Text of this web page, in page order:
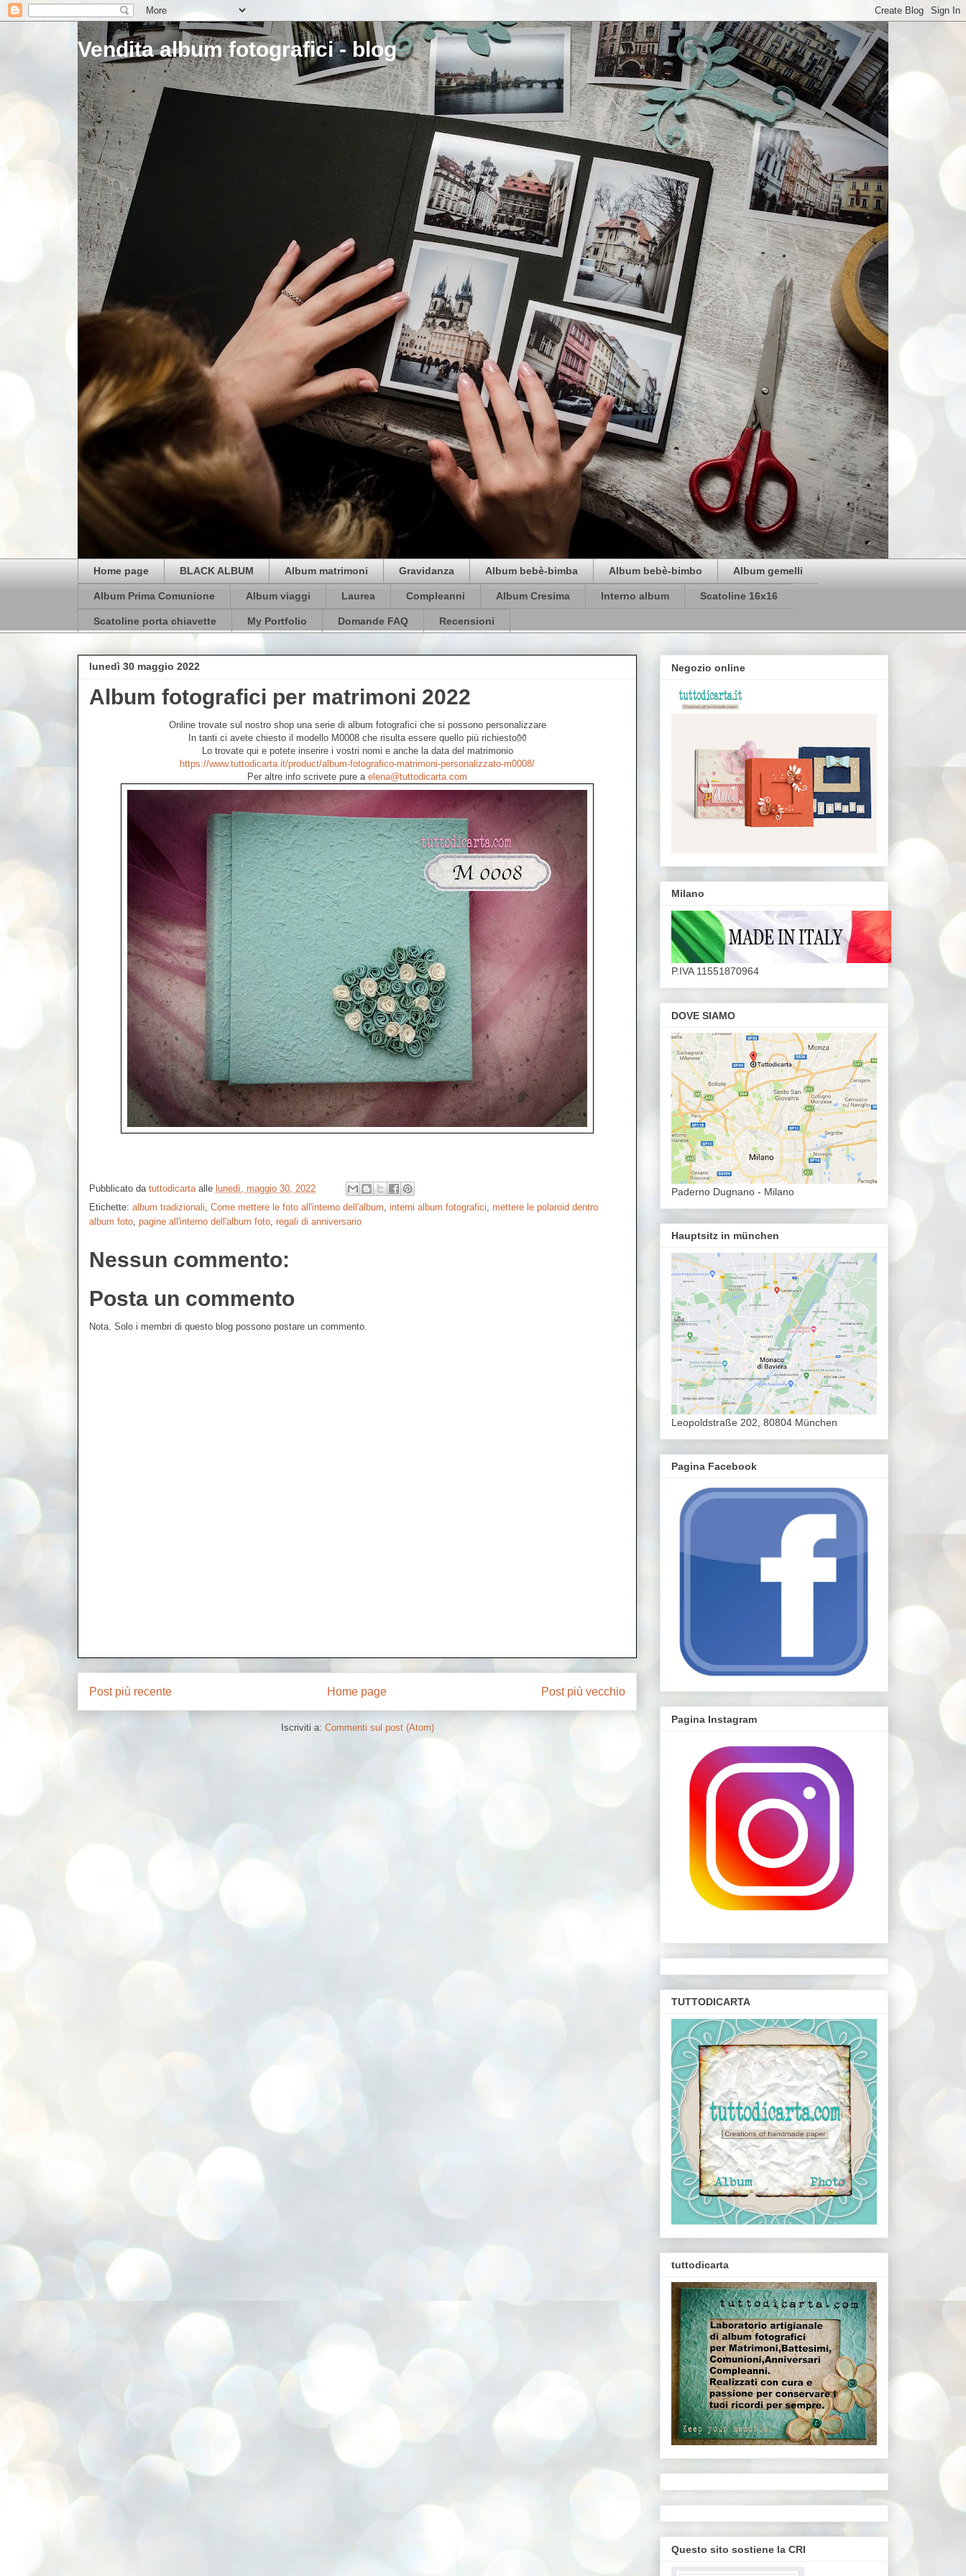
Vendita album fotografici - blog
Home page BLACK ALBUM Album matrimoni Gravidanza Album bebè-bimba Album bebè-bimbo Album gemelli
Album Prima Comunione Album viaggi Laurea Compleanni Album Cresima Interno album Scatoline 16x16
Scatoline porta chiavette My Portfolio Domande FAQ Recensioni
lunedì 30 maggio 2022
Album fotografici per matrimoni 2022
Online trovate sul nostro shop una serie di album fotografici che si possono personalizzare
In tanti ci avete chiesto il modello M0008 che risulta essere quello più richiesto👐
Lo trovate qui e potete inserire i vostri nomi e anche la data del matrimonio
https://www.tuttodicarta.it/product/album-fotografico-matrimoni-personalizzato-m0008/
Per altre info scrivete pure a elena@tuttodicarta.com
Pubblicato da tuttodicarta alle lunedì, maggio 30, 2022
Etichette: album tradizionali, Come mettere le foto all'interno dell'album, interni album fotografici, mettere le polaroid dentro
album foto, pagine all'interno dell'album foto, regali di anniversario
Nessun commento:
Posta un commento
Nota. Solo i membri di questo blog possono postare un commento.
Post più recente Post più vecchio
Home page
Iscriviti a: Commenti sul post (Atom)
Negozio online
Milano
P.IVA 11551870964
DOVE SIAMO
Paderno Dugnano - Milano
Hauptsitz in münchen
Leopoldstraße 202, 80804 München
Pagina Facebook
Pagina Instagram
TUTTODICARTA
tuttodicarta
Questo sito sostiene la CRI